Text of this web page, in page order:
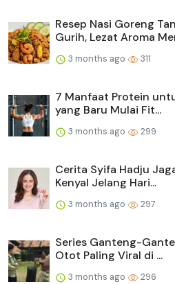
Resep Nasi Goreng
Gurih, Lezat Aroma
3 months ago 311
7 Manfaat Protein
yang Baru Mulai Fit...
3 months ago 299
Cerita Syifa Hadju
Kenyal Jelang Hari...
3 months ago 297
Series Ganteng-
Otot Paling Viral di ...
3 months ago 296